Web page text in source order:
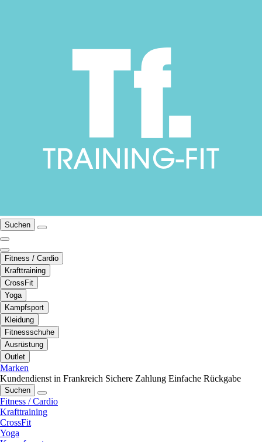
Suchen
Fitness / Cardio
Krafttraining
CrossFit
Yoga
Kampfsport
Kleidung
Fitnessschuhe
Ausrüstung
Outlet
Marken
Kundendienst in Frankreich Sichere Zahlung Einfache Rückgabe
Suchen
Fitness / Cardio
Krafttraining
CrossFit
Yoga